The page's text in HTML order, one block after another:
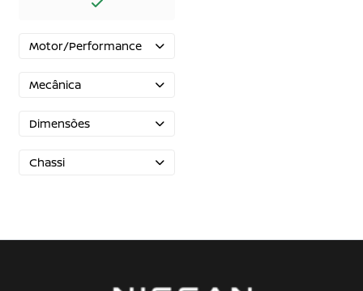
Motor/Performance
Mecânica
Dimensões
Chassi